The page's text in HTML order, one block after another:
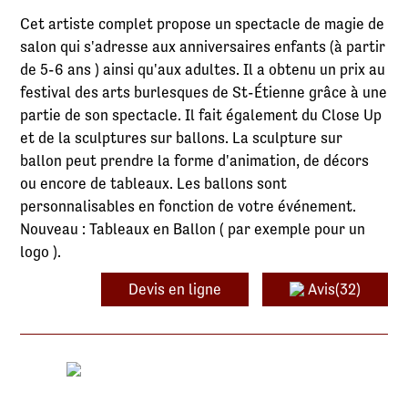
Cet artiste complet propose un spectacle de magie de
salon qui s'adresse aux anniversaires enfants (à partir
de 5-6 ans ) ainsi qu'aux adultes. Il a obtenu un prix au
festival des arts burlesques de St-Étienne grâce à une
partie de son spectacle. Il fait également du Close Up
et de la sculptures sur ballons. La sculpture sur
ballon peut prendre la forme d'animation, de décors
ou encore de tableaux. Les ballons sont
personnalisables en fonction de votre événement.
Nouveau : Tableaux en Ballon ( par exemple pour un
logo ).
Devis en ligne Avis(32)